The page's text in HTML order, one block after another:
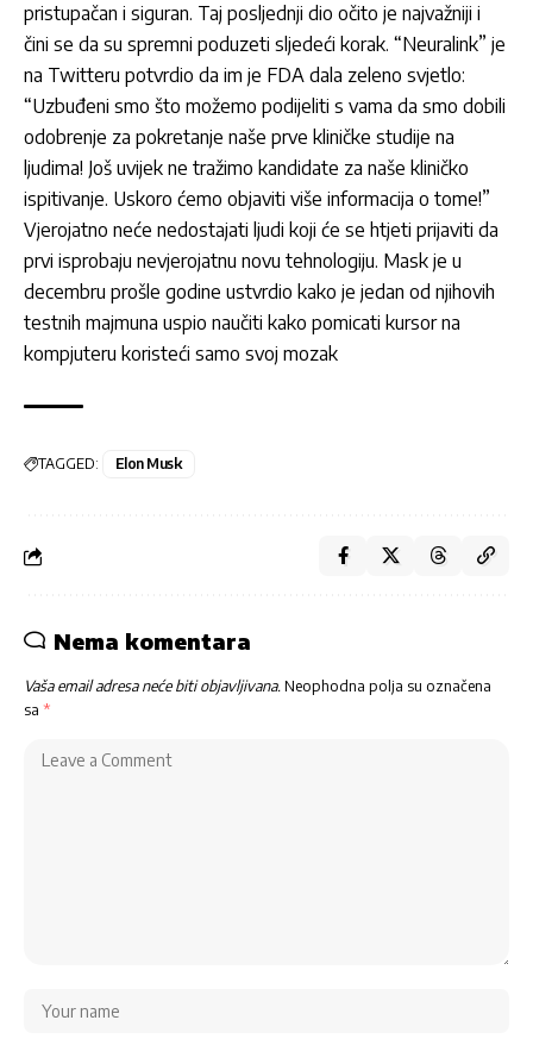
pristupačan i siguran. Taj posljednji dio očito je najvažniji i
čini se da su spremni poduzeti sljedeći korak. “Neuralink” je
na Twitteru potvrdio da im je FDA dala zeleno svjetlo:
“Uzbuđeni smo što možemo podijeliti s vama da smo dobili
odobrenje za pokretanje naše prve kliničke studije na
ljudima! Još uvijek ne tražimo kandidate za naše kliničko
ispitivanje. Uskoro ćemo objaviti više informacija o tome!”
Vjerojatno neće nedostajati ljudi koji će se htjeti prijaviti da
prvi isprobaju nevjerojatnu novu tehnologiju. Mask je u
decembru prošle godine ustvrdio kako je jedan od njihovih
testnih majmuna uspio naučiti kako pomicati kursor na
kompjuteru koristeći samo svoj mozak
TAGGED: Elon Musk
Nema komentara
Vaša email adresa neće biti objavljivana. Neophodna polja su označena
sa *